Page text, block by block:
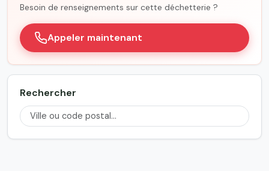
Besoin de renseignements sur cette déchetterie ?
Appeler maintenant
Rechercher